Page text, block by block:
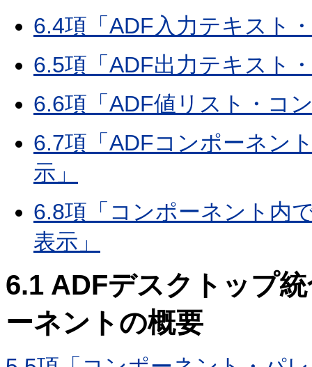
6.4項「ADF入力テキスト
6.5項「ADF出力テキスト
6.6項「ADF値リスト・コ
6.7項「ADFコンポーネン
示」
6.8項「コンポーネント内
表示」
6.1 ADFデスクトップ
ーネントの概要